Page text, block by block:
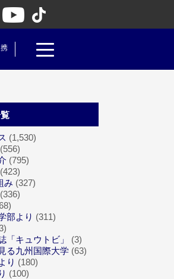
(1,530)
(556)
(795)
(423)
み (327)
(336)
部より (311)
「キュウトビ」
(3)
る九州国際大学 (63)
り (180)
(100)